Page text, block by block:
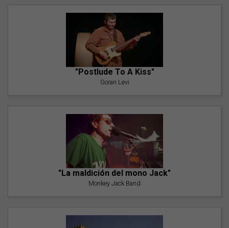
"Postlude To A Kiss"
Goran Levi
"La maldición del mono Jack"
Monkey Jack Band